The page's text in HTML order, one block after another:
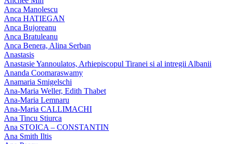
Anca Manolescu
Anca HATIEGAN
Anca Bujoreanu
Anca Bratuleanu
Anca Benera, Alina Serban
Anastasis
Anastasie Yannoulatos, Arhiepiscopul Tiranei si al intregii Albanii
Ananda Coomaraswamy
Anamaria Smigelschi
Ana-Maria Weller, Edith Thabet
Ana-Maria Lemnaru
Ana-Maria CALLIMACHI
Ana Tincu Stiurca
Ana STOICA – CONSTANTIN
Ana Smith Iltis